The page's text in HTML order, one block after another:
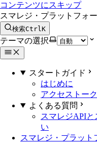
コンテンツにスキップ
スマレジ・プラットフォ
検索CtrlK
テーマの選択
スタートガイド
はじめに
アクセストー
よくある質問
スマレジAPI
い
スマレジ・プラット